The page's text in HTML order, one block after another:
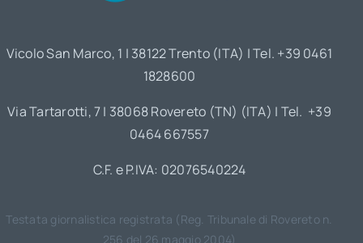
Vicolo San Marco, 1 | 38122 Trento (ITA) | Tel. +39 0461
1828600
Via Tartarotti, 7 | 38068 Rovereto (TN) (ITA) | Tel. +39
0464 667557
C.F. e P.IVA: 02076540224
Testata giornalistica registrata (Reg. Tribunale di Rovereto n.
256 del 26 maggio 2004)